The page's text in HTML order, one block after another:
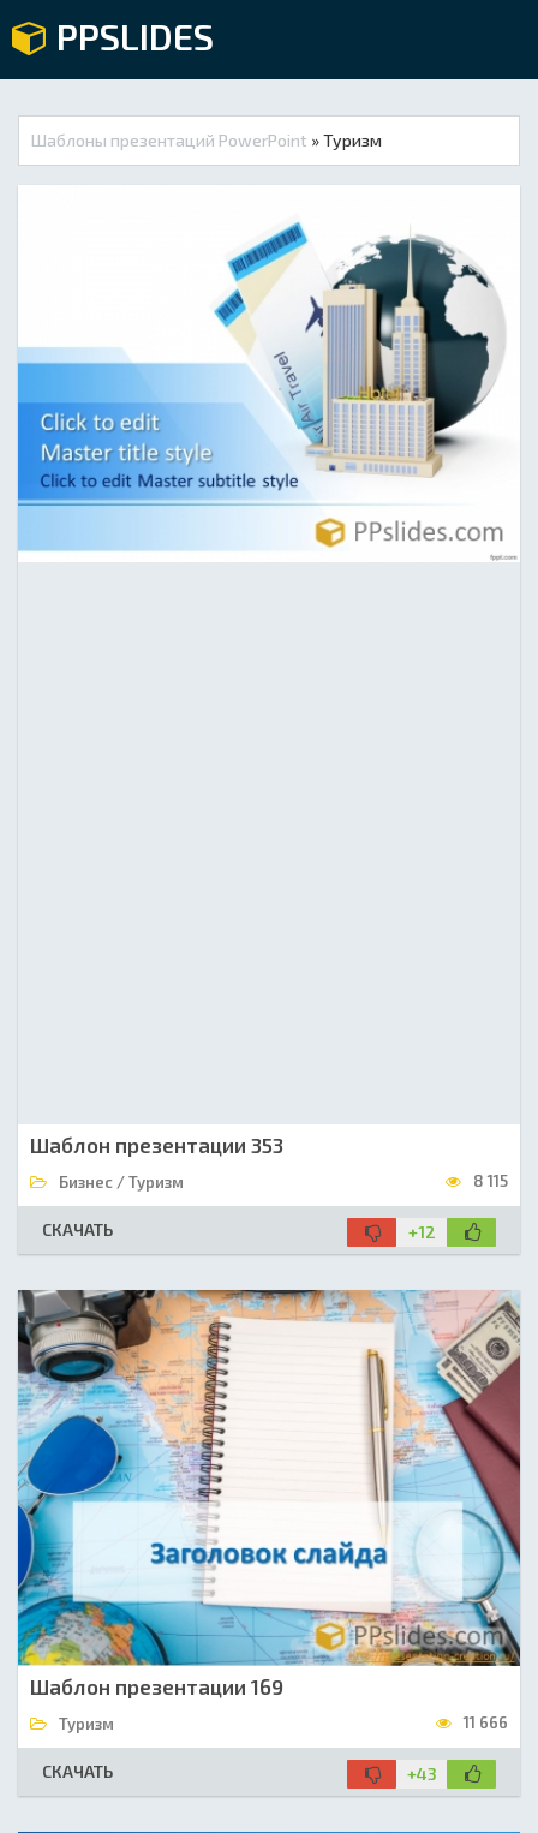
PPSLIDES
Шаблоны презентаций PowerPoint » Туризм
Шаблон презентации 353
Бизнес / Туризм 8 115
СКАЧАТЬ +12
Шаблон презентации 169
Туризм 11 666
СКАЧАТЬ +43